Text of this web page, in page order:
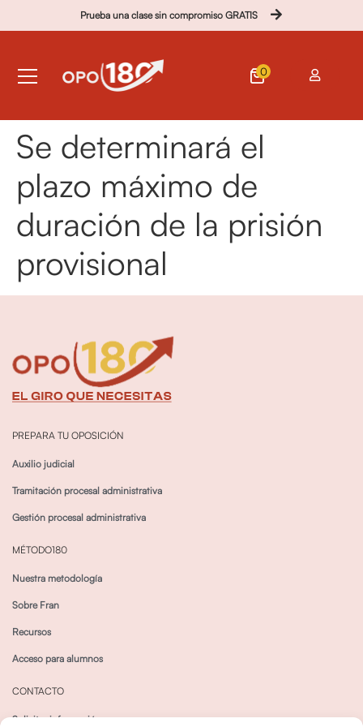
Prueba una clase sin compromiso GRATIS
0
Se determinará el
plazo máximo de
duración de la prisión
provisional
PREPARA TU OPOSICIÓN
Auxilio judicial
Tramitación procesal administrativa
Gestión procesal administrativa
MÉTODO180
Nuestra metodología
Sobre Fran
Recursos
Acceso para alumnos
CONTACTO
Solicitar información